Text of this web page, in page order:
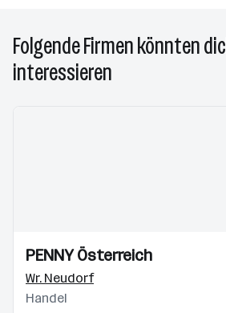
Folgende Firmen könnten
interessieren
Videos
Einblicke
Einblicke
PENNY Österreich
Wr. Neudorf
Handel